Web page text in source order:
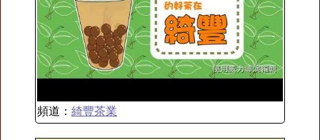
頻道： 綺豐茶業